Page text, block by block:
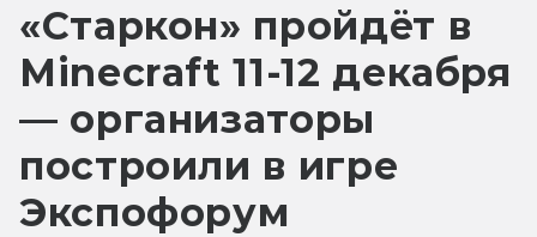
«Старкон» пройдёт в
Minecraft 11-12 декабря
— организаторы
построили в игре
Экспофорум